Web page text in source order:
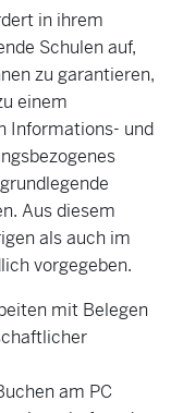
in ihrem
Schulen auf,
zu garantieren,
einem
Informations- und
Aus diesem
als auch im
vorgegeben.
mit Belegen
am PC